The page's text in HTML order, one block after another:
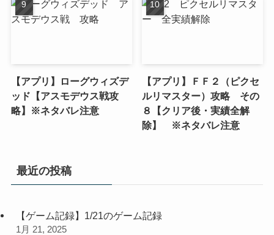
【アプリ】ローグウィズデ
ッド【アスモデウス戦攻
略】※ネタバレ注意
【アプリ】ＦＦ２（ピクセ
ルリマスター）攻略 その
８【クリア後・実績全解
除】 ※ネタバレ注意
最近の投稿
【ゲーム記録】1/21のゲーム記録
1月 21, 2025